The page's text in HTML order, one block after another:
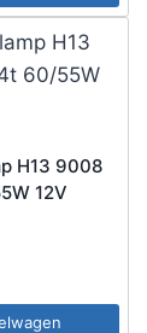
H13 9008
12V